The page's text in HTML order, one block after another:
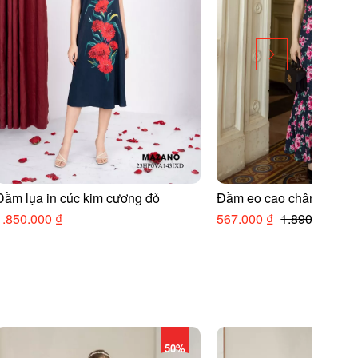
lụa in cúc kim cương đỏ
₫
Đầm eo cao chân nhún
567.000 ₫ 1.890.000 ₫
50%